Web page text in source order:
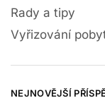
Rady a tipy
Vyřizování
NEJNOVĚJŠÍ